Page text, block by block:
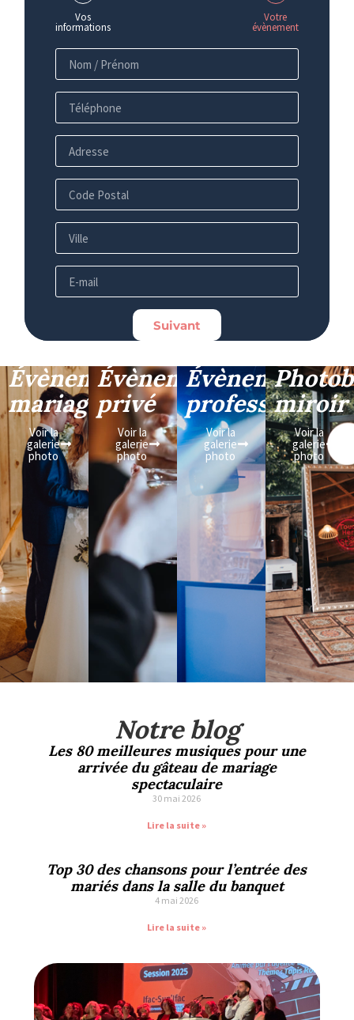
Vos
informations
Votre
évènement
Suivant
Évènement
mariage
Voir la
galerie
photo
Évènement
privé
Voir la
galerie
photo
Évènement
professionnel
Voir la
galerie
photo
miroir
Voir la
galerie
photo
Notre blog
Les 80 meilleures musiques pour une
arrivée du gâteau de mariage
spectaculaire
30 mai 2026
Lire la suite »
Top 30 des chansons pour l’entrée des
mariés dans la salle du banquet
4 mai 2026
Lire la suite »